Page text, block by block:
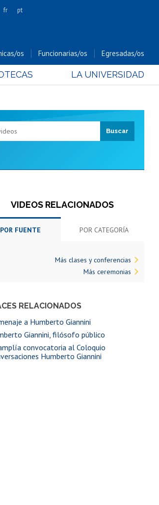
Conservación
fr pt
os Funcionarias/os Egresadas/os
LA UNIVERSIDAD
VIDEOS RELACIONADOS
POR FUENTE POR CATEGORÍA
Más clases y conferencias
Más ceremonias
RELACIONADOS
a Humberto Giannini
Giannini, filósofo público
convocatoria al Coloquio
Humberto Giannini